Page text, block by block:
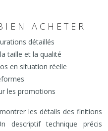
ACHETER
détaillés
taille et la qualité
en situation réelle
les promotions
les détails des finitions
descriptif technique précis